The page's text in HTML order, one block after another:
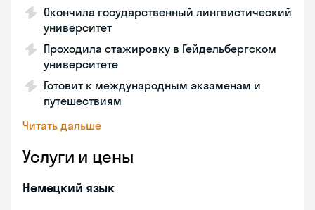
Окончила государственный лингвистический
университет
Проходила стажировку в Гейдельбергском
университете
Готовит к международным экзаменам и
путешествиям
Читать дальше
Услуги и цены
Немецкий язык